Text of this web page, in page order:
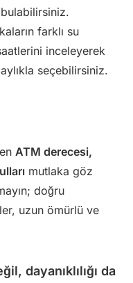
farklı su
inceleyerek
seçebilirsiniz.
ATM derecesi,
mutlaka göz
doğru
uzun ömürlü ve
dayanıklılığı da